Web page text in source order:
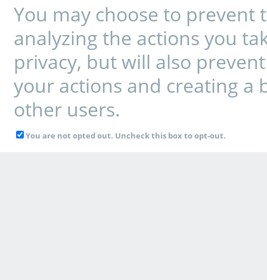
You may choose to
analyzing the actions you
privacy, but will also
your actions and creating a
other users.
You are not opted out. Uncheck this box to opt-out.